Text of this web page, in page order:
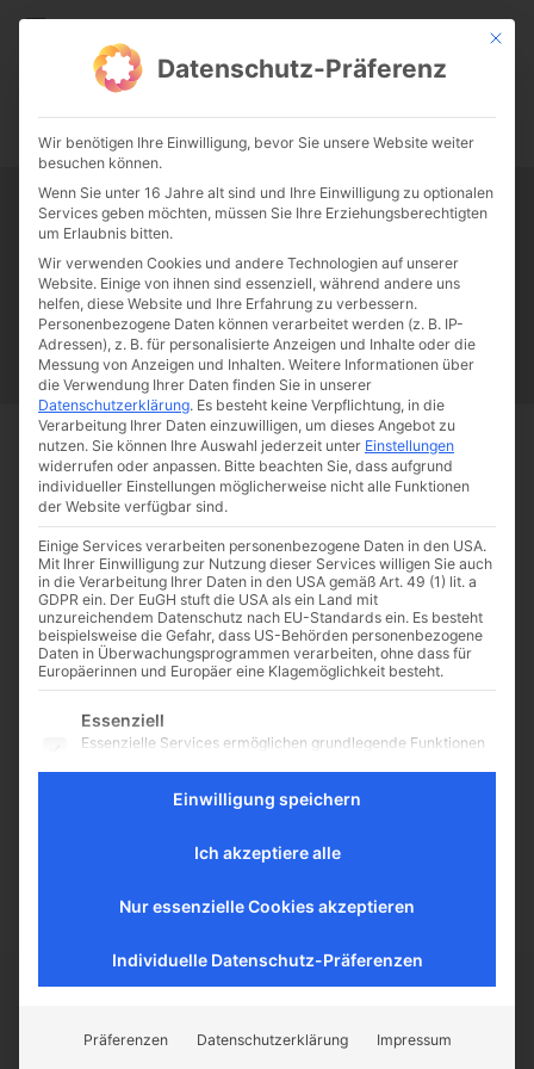
CATHWALK.DE
0:00 -:--
Tag:Kardinal Tisserant
Papst Franziskus Ehe Sex Liebe Familie
Katholizismus
Franziskus
50 Jahre Humanae vitae Katholische Kirche
Pius XII. und die Shoah
(2/2)
im 2. Weltkrieg von Matthias Jean-
Marie Schäppi Finanzielle
Hilfsaktionen und Unterstützung
jüdischer Emigranten in aller Welt
Start Schlagworte Kardinal Tisserant
CATHWALK.DE
Mit
Datenschutz-Präferenz
Wir benötigen Ihre Einwilligung, bevor Sie unsere Website weiter
besuchen können.
Wenn Sie unter 16 Jahre alt sind und Ihre Einwilligung zu optionalen
Services geben möchten, müssen Sie Ihre Erziehungsberechtigten
um Erlaubnis bitten.
Wir verwenden Cookies und andere Technologien auf unserer
Website. Einige von ihnen sind essenziell, während andere uns
helfen, diese Website und Ihre Erfahrung zu verbessern.
Personenbezogene Daten können verarbeitet werden (z. B. IP-
Adressen), z. B. für personalisierte Anzeigen und Inhalte oder die
Messung von Anzeigen und Inhalten. Weitere Informationen über
die Verwendung Ihrer Daten finden Sie in unserer
Datenschutzerklärung. Es besteht keine Verpflichtung, in die
Verarbeitung Ihrer Daten einzuwilligen, um dieses Angebot zu
nutzen. Sie können Ihre Auswahl jederzeit unter Einstellungen
widerrufen oder anpassen. Bitte beachten Sie, dass aufgrund
individueller Einstellungen möglicherweise nicht alle Funktionen
der Website verfügbar sind.
Einige Services verarbeiten personenbezogene Daten in den USA.
Mit Ihrer Einwilligung zur Nutzung dieser Services willigen Sie auch
in die Verarbeitung Ihrer Daten in den USA gemäß Art. 49 (1) lit. a
GDPR ein. Der EuGH stuft die USA als ein Land mit
unzureichendem Datenschutz nach EU-Standards ein. Es besteht
beispielsweise die Gefahr, dass US-Behörden personenbezogene
Daten in Überwachungsprogrammen verarbeiten, ohne dass für
Europäerinnen und Europäer eine Klagemöglichkeit besteht.
Es folgt eine Liste der Service-Gruppen, für die eine
Essenziell
Essenzielle Services ermöglichen grundlegende Funktionen
Aufschluss darüber geben, wie unsere Besucher mit unserer
Externe Medien
werden standardmäßig blockiert. Wenn externe Services
Einwilligung speichern
Ich akzeptiere alle
Nur essenzielle Cookies akzeptieren
Individuelle Datenschutz-Präferenzen
Präferenzen Datenschutzerklärung Impressum